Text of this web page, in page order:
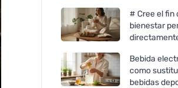
# Cree el fin
bienestar
Bebida
como
bebidas